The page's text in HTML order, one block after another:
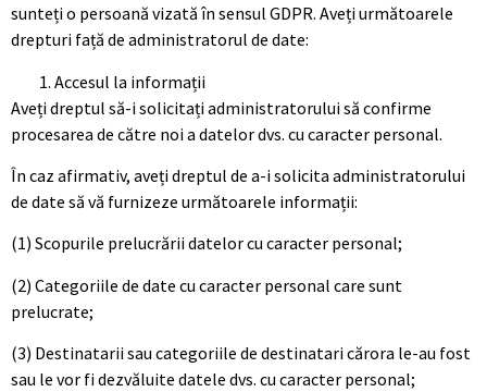
sunteți o persoană vizată în sensul GDPR. Aveți următoarele
drepturi față de administratorul de date:
Accesul la informații
Aveți dreptul să-i solicitați administratorului să confirme
procesarea de către noi a datelor dvs. cu caracter personal.
În caz afirmativ, aveți dreptul de a-i solicita administratorului
de date să vă furnizeze următoarele informații:
(1) Scopurile prelucrării datelor cu caracter personal;
(2) Categoriile de date cu caracter personal care sunt
prelucrate;
(3) Destinatarii sau categoriile de destinatari cărora le-au fost
sau le vor fi dezvăluite datele dvs. cu caracter personal;